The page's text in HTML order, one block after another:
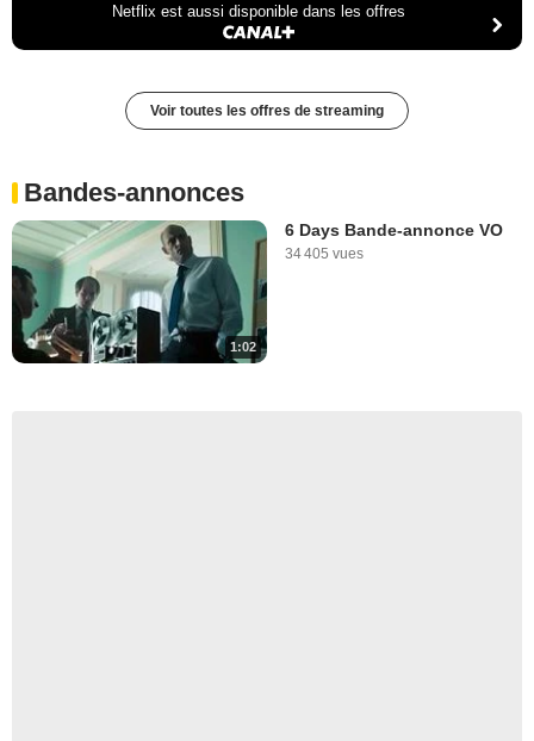
Netflix est aussi disponible dans les offres
Voir toutes les offres de streaming
Bandes-annonces
1:02
6 Days Bande-annonce VO
34 405 vues